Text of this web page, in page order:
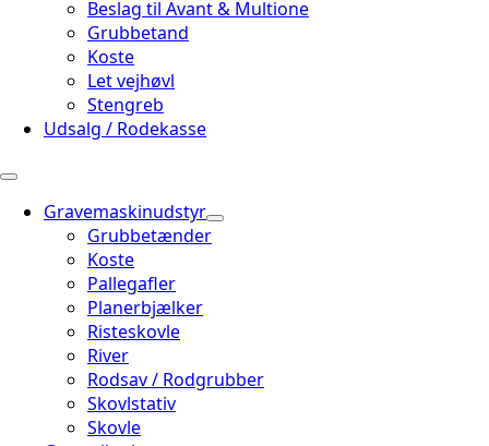
Beslag til Avant & Multione
Grubbetand
Koste
Let vejhøvl
Stengreb
Udsalg / Rodekasse
Gravemaskinudstyr
Grubbetænder
Koste
Pallegafler
Planerbjælker
Risteskovle
River
Rodsav / Rodgrubber
Skovlstativ
Skovle